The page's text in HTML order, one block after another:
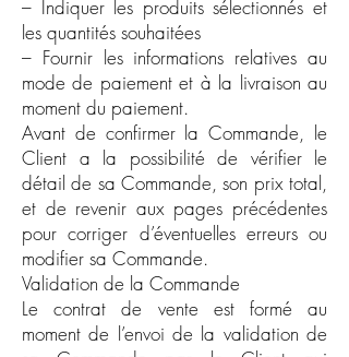
– Indiquer les produits sélectionnés et
les quantités souhaitées
– Fournir les informations relatives au
mode de paiement et à la livraison au
moment du paiement.
Avant de confirmer la Commande, le
Client a la possibilité de vérifier le
détail de sa Commande, son prix total,
et de revenir aux pages précédentes
pour corriger d’éventuelles erreurs ou
modifier sa Commande.
Validation de la Commande
Le contrat de vente est formé au
moment de l’envoi de la validation de